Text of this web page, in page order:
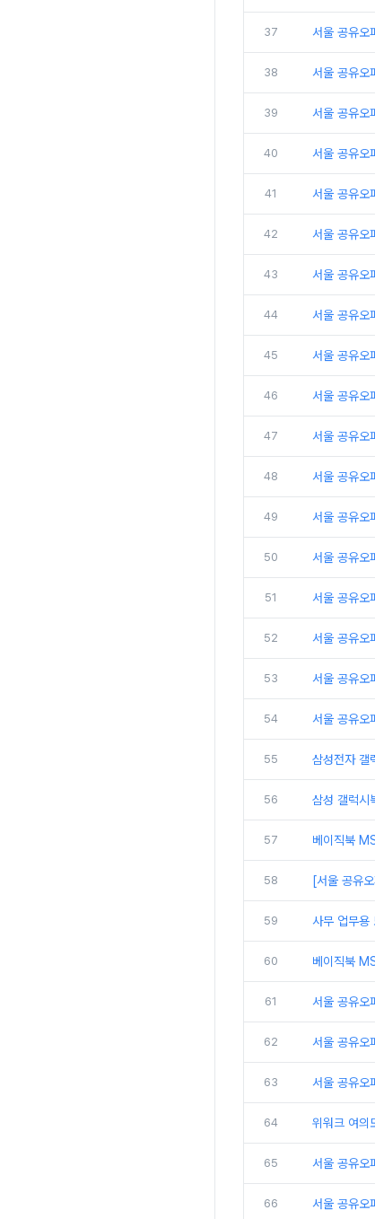
37 서울 공유오
38 서울 공유오
39 서울 공유오
40 서울 공유오
41 서울 공유오
42 서울 공유오
43 서울 공유오
44 서울 공유오
45 서울 공유오
46 서울 공유오
47 서울 공유오
48 서울 공유오
49 서울 공유오
50 서울 공유오
51 서울 공유오
52 서울 공유오
53 서울 공유오
54 서울 공유오
55 삼성전자
56 삼성 갤럭시
57 베이직북
58 [서울 공유
59 사무 업무
60 베이직북
61 서울 공유오
62 서울 공유오
63 서울 공유오
64 위워크 여의
65 서울 공유오
66 서울 공유